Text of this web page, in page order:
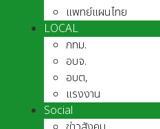
แพทย์แผนไทย
LOCAL
กทม.
อบจ.
อบต,
แรงงาน
Social